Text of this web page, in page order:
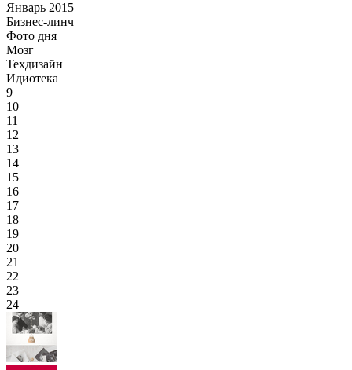
Январь 2015
Бизнес-линч
Фото дня
Мозг
Техдизайн
Идиотека
9
10
11
12
13
14
15
16
17
18
19
20
21
22
23
24